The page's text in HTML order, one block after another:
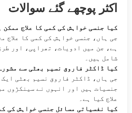
اکثر پوچھے گئے سوالات
کیا جنسی خواہش کی کمی کا علاج ممکن
جی ہاں، جنسی خواہش کی کمی کا علاج
ہے، جن میں ادویات، تھراپی، اور
شامل ہیں۔
کیا ڈاکٹر فاروق نسیم بھٹی سے
جی ہاں، ڈاکٹر فاروق نسیم بھٹی ایک
جنسیات ہیں اور انہوں نے سینکڑوں
علاج کیا ہے۔